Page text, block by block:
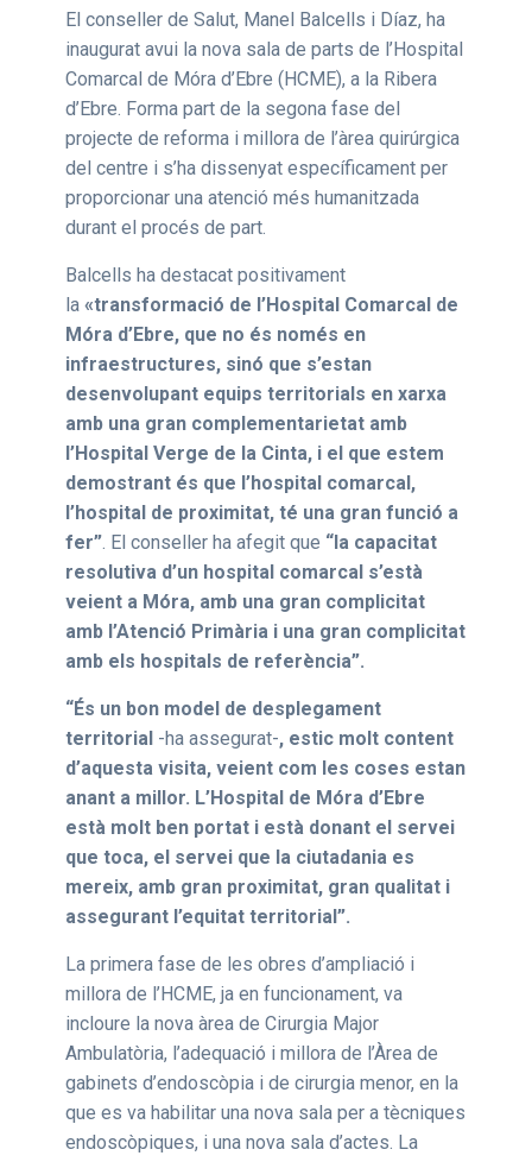
El conseller de Salut, Manel Balcells i Díaz, ha
inaugurat avui la nova sala de parts de l’Hospital
Comarcal de Móra d’Ebre (HCME), a la Ribera
d’Ebre. Forma part de la segona fase del
projecte de reforma i millora de l’àrea quirúrgica
del centre i s’ha dissenyat específicament per
proporcionar una atenció més humanitzada
durant el procés de part.
Balcells ha destacat positivament
la «transformació de l’Hospital Comarcal de
Móra d’Ebre, que no és només en
infraestructures, sinó que s’estan
desenvolupant equips territorials en xarxa
amb una gran complementarietat amb
l’Hospital Verge de la Cinta, i el que estem
demostrant és que l’hospital comarcal,
l’hospital de proximitat, té una gran funció a
fer”. El conseller ha afegit que “la capacitat
resolutiva d’un hospital comarcal s’està
veient a Móra, amb una gran complicitat
amb l’Atenció Primària i una gran complicitat
amb els hospitals de referència”.
“És un bon model de desplegament
territorial -ha assegurat-, estic molt content
d’aquesta visita, veient com les coses estan
anant a millor. L’Hospital de Móra d’Ebre
està molt ben portat i està donant el servei
que toca, el servei que la ciutadania es
mereix, amb gran proximitat, gran qualitat i
assegurant l’equitat territorial”.
La primera fase de les obres d’ampliació i
millora de l’HCME, ja en funcionament, va
incloure la nova àrea de Cirurgia Major
Ambulatòria, l’adequació i millora de l’Àrea de
gabinets d’endoscòpia i de cirurgia menor, en la
que es va habilitar una nova sala per a tècniques
endoscòpiques, i una nova sala d’actes. La